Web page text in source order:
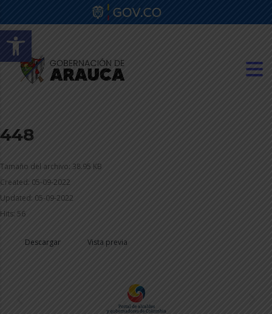
Abrir barra de herramientas
448
Tamaño del archivo: 38.95 KB
Created: 05-09-2022
Updated: 05-09-2022
Hits: 56
Descargar Vista previa